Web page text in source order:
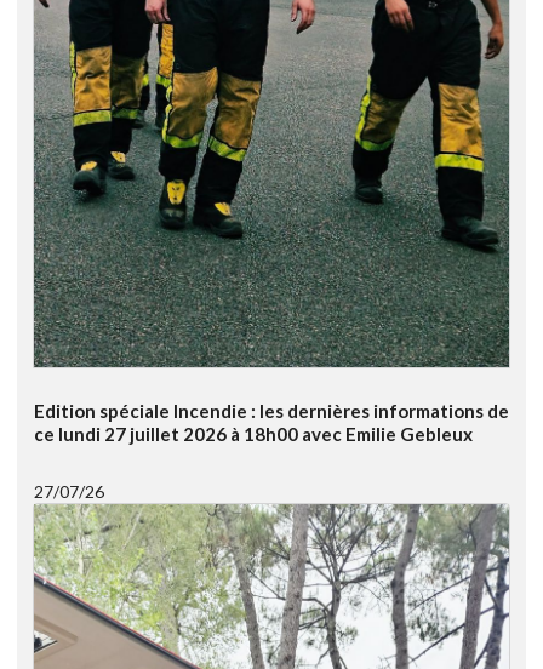
Edition spéciale Incendie : les dernières informations de
ce lundi 27 juillet 2026 à 18h00 avec Emilie Gebleux
27/07/26